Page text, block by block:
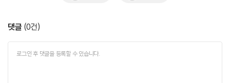
댓글 (0건)